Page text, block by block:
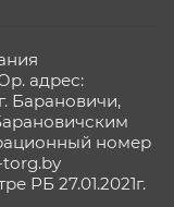
адрес:
Барановичи,
номер
torg.by
РБ 27.01.2021г.